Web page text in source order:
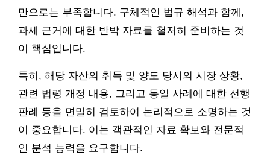
만으로는 부족합니다. 구체적인 법규 해석과 함께,
과세 근거에 대한 반박 자료를 철저히 준비하는 것
이 핵심입니다.
특히, 해당 자산의 취득 및 양도 당시의 시장 상황,
관련 법령 개정 내용, 그리고 동일 사례에 대한 선행
판례 등을 면밀히 검토하여 논리적으로 소명하는 것
이 중요합니다. 이는 객관적인 자료 확보와 전문적
인 분석 능력을 요구합니다.